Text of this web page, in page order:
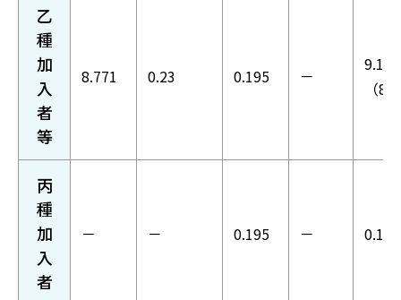
乙
種
加
入
者
等
8.771 0.23 0.195 －
9.196
（
丙
種
加
入
者
－ － 0.195 － 0.195